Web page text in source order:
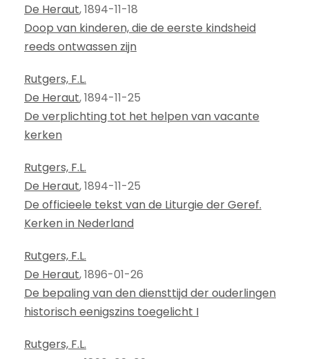
De Heraut, 1894-11-18
Doop van kinderen, die de eerste kindsheid
reeds ontwassen zijn
Rutgers, F.L.
De Heraut, 1894-11-25
De verplichting tot het helpen van vacante
kerken
Rutgers, F.L.
De Heraut, 1894-11-25
De officieele tekst van de Liturgie der Geref.
Kerken in Nederland
Rutgers, F.L.
De Heraut, 1896-01-26
De bepaling van den diensttijd der ouderlingen
historisch eenigszins toegelicht I
Rutgers, F.L.